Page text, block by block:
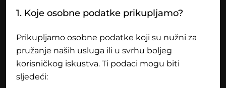
1. Koje osobne podatke prikupljamo?
Prikupljamo osobne podatke koji su nužni za
pružanje naših usluga ili u svrhu boljeg
korisničkog iskustva. Ti podaci mogu biti
sljedeći: